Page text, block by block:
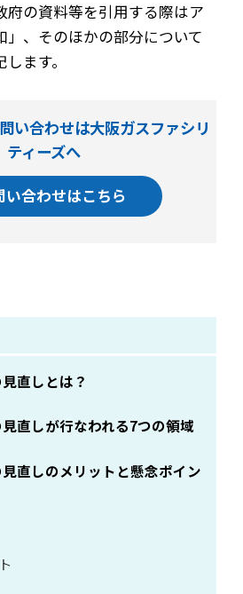
府の資料等を引用する際はア
」、そのほかの部分について
ます。
い合わせは大阪ガスファシリ
ティーズへ
い合わせはこちら
直しとは？
直しが行なわれる7つの領域
直しのメリットと懸念ポイン